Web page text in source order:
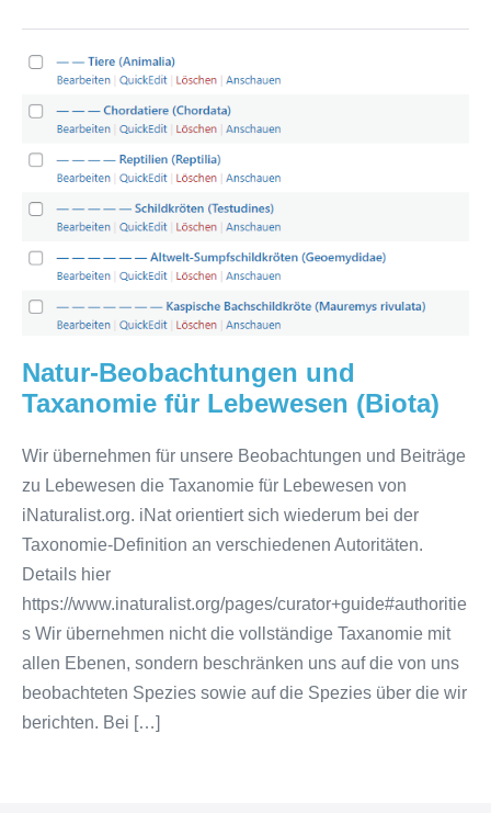
Natur-
und
Taxanomie
Lebewesen
Natur-Beobachtungen und
Taxanomie für Lebewesen (Biota)
Wir übernehmen für unsere Beobachtungen und Beiträge
zu Lebewesen die Taxanomie für Lebewesen von
iNaturalist.org. iNat orientiert sich wiederum bei der
Taxonomie-Definition an verschiedenen Autoritäten.
Details hier
https://www.inaturalist.org/pages/curator+guide#authoritie
s Wir übernehmen nicht die vollständige Taxanomie mit
allen Ebenen, sondern beschränken uns auf die von uns
beobachteten Spezies sowie auf die Spezies über die wir
berichten. Bei […]